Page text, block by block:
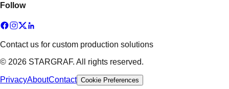
Follow
Contact us for custom production solutions
© 2026 STARGRAF. All rights reserved.
PrivacyAboutContact Cookie Preferences